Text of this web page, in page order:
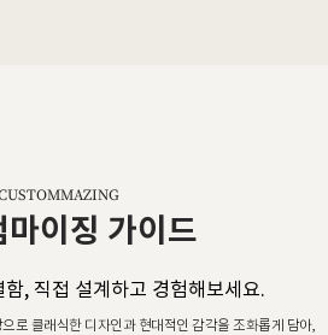
마이징 가이드
, 직접 설계하고 경험해보세요.
로 클래식한 디자인과 현대적인 감각을 조화롭게 담아,